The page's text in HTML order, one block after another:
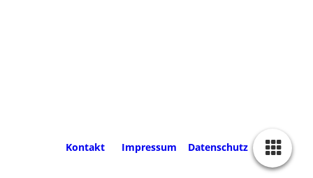
Kontakt Impressum Datenschutz